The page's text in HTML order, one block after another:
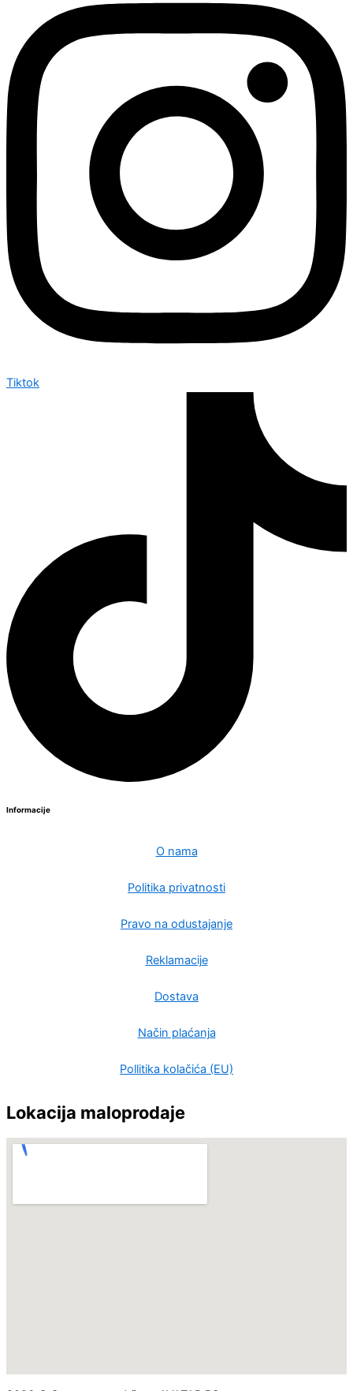
Tiktok
Informacije
O nama
Politika privatnosti
Pravo na odustajanje
Reklamacije
Dostava
Način plaćanja
Pollitika kolačića (EU)
Lokacija maloprodaje